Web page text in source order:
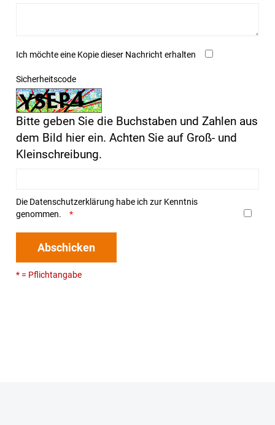
Ich möchte eine Kopie dieser Nachricht erhalten
Sicherheitscode
Bitte geben Sie die Buchstaben und Zahlen aus
dem Bild hier ein. Achten Sie auf Groß- und
Kleinschreibung.
Die Datenschutzerklärung habe ich zur Kenntnis
genommen.
Abschicken
* = Pflichtangabe